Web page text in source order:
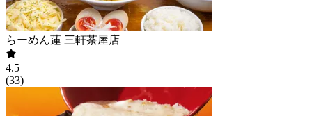
らーめん蓮 三軒茶屋店
4.5
(33)